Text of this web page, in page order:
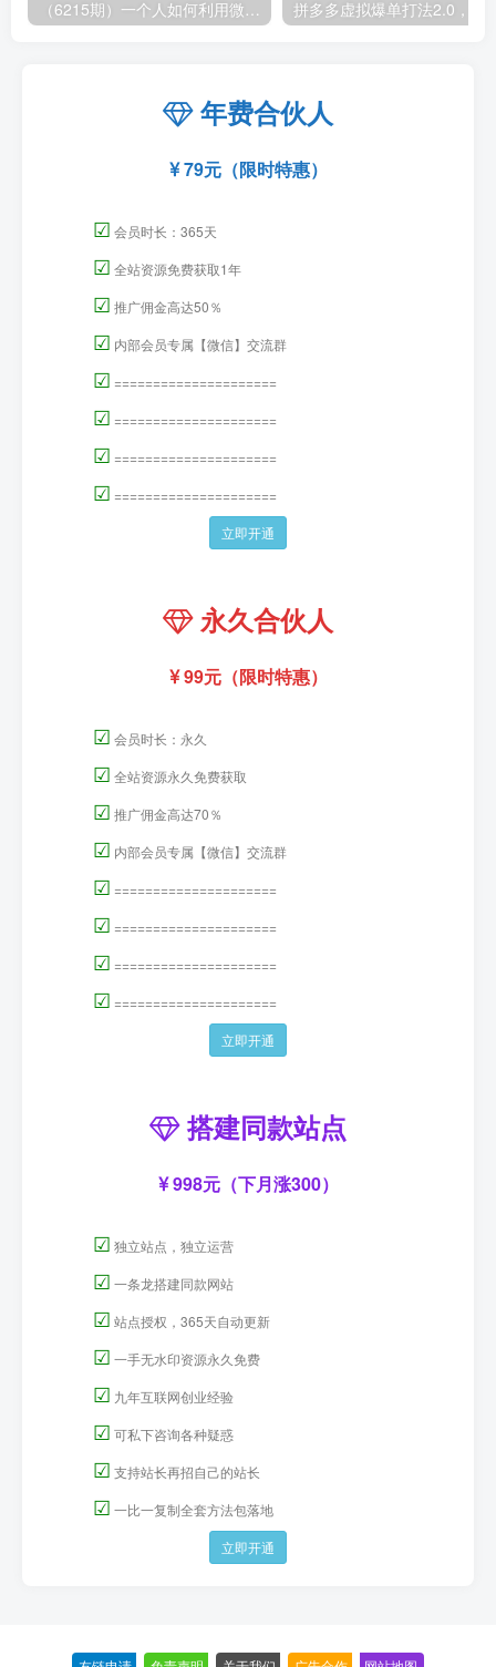
年费合伙人
79元（限时特惠）
☑ 会员时长：365天
☑ 全站资源免费获取1年
☑ 推广佣金高达50％
☑ 内部会员专属【微信】交流群
☑ =====================
☑ =====================
☑ =====================
☑ =====================
立即开通
永久合伙人
99元（限时特惠）
☑ 会员时长：永久
☑ 全站资源永久免费获取
☑ 推广佣金高达70％
☑ 内部会员专属【微信】交流群
☑ =====================
☑ =====================
☑ =====================
☑ =====================
立即开通
搭建同款站点
998元（下月涨300）
☑ 独立站点，独立运营
☑ 一条龙搭建同款网站
☑ 站点授权，365天自动更新
☑ 一手无水印资源永久免费
☑ 九年互联网创业经验
☑ 可私下咨询各种疑惑
☑ 支持站长再招自己的站长
☑ 一比一复制全套方法包落地
立即开通